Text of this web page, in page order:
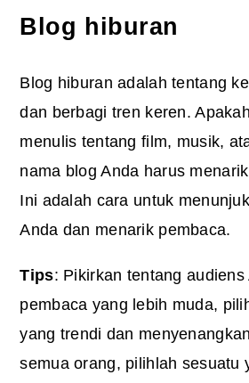
Blog hiburan
Blog hiburan adalah tentang
dan berbagi tren keren.
menulis tentang film, musik,
nama blog Anda harus
Ini adalah cara untuk
Anda dan menarik pembaca.
Tips: Pikirkan tentang audiens
pembaca yang lebih muda,
yang trendi dan
semua orang, pilihlah sesuatu